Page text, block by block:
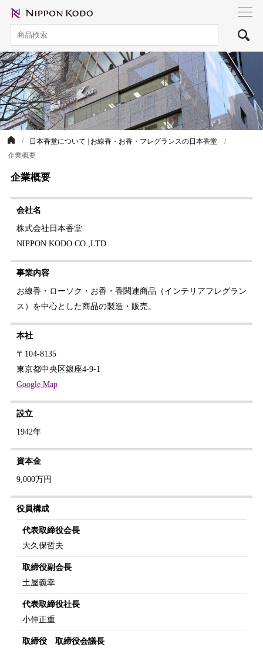
日本香堂について | お線香・お香・フレグランスの日本香堂
企業概要
企業概要
会社名
株式会社日本香堂
NIPPON KODO CO.,LTD.
事業内容
お線香・ローソク・お香・香関連商品（インテリアフレグラン
ス）を中心とした商品の製造・販売。
本社
〒104-8135
東京都中央区銀座4-9-1
Google Map
設立
1942年
資本金
9,000万円
役員構成
代表取締役会長
大久保哲夫
取締役副会長
土屋義幸
代表取締役社長
小仲正重
取締役 取締役会議長